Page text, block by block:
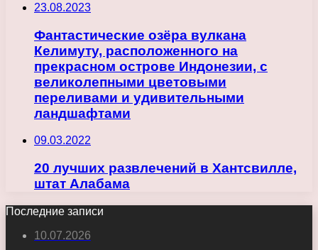
23.08.2023
Фантастические озёра вулкана
Келимуту, расположенного на
прекрасном острове Индонезии, с
великолепными цветовыми
переливами и удивительными
ландшафтами
09.03.2022
20 лучших развлечений в Хантсвилле,
штат Алабама
Последние записи
10.07.2026